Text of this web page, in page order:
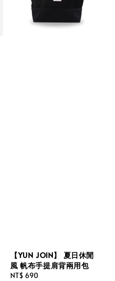
【YUN JOIN】 夏日休閒
風 帆布手提肩背兩用包
Regular
NT$ 690